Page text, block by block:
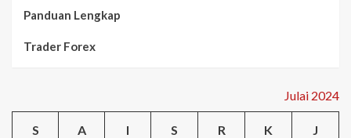
Panduan Lengkap
Trader Forex
Julai 2024
S A I S R K J